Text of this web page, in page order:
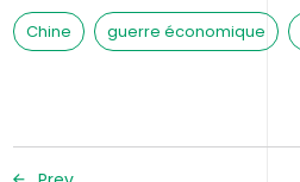
Chine guerre économique